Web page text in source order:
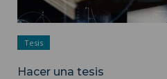
Tesis
Hacer una tesis